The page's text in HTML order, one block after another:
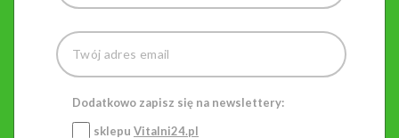
Dodatkowo zapisz się na newslettery:
sklepu Vitalni24.pl